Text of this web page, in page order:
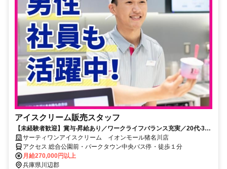
アイスクリーム販売スタッフ
【未経験者歓迎】賞与‧昇給あり／ワークライフバランス充実／20代‧30
代‧40代活躍中
サーティワンアイスクリーム イオンモール猪名川店
アクセス 総合公園前・パークタウン中央バス停・徒歩１分
月給270,000円以上
兵庫県川辺郡